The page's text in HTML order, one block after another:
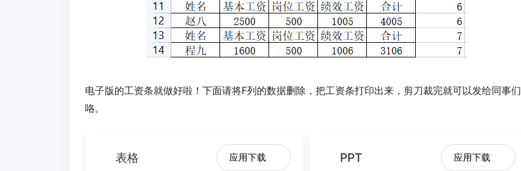
电子版的工资条就做好啦！下面请将F列的数据删除，把工资条打印出来，剪刀裁完就可以发给同事们
咯。
表格 应用下载 PPT 应用下载